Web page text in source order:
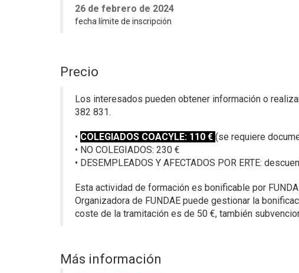
26 de febrero de 2024
fecha límite de inscripción
Precio
Los interesados pueden obtener información o
382 831.
• COLEGIADOS COACYLE: 110 € (se requiere
• NO COLEGIADOS: 230 €
• DESEMPLEADOS Y AFECTADOS POR ERTE:
Esta actividad de formación es bonificable por
Organizadora de FUNDAE puede gestionar la
coste de la tramitación es de 50 €, también
Más información